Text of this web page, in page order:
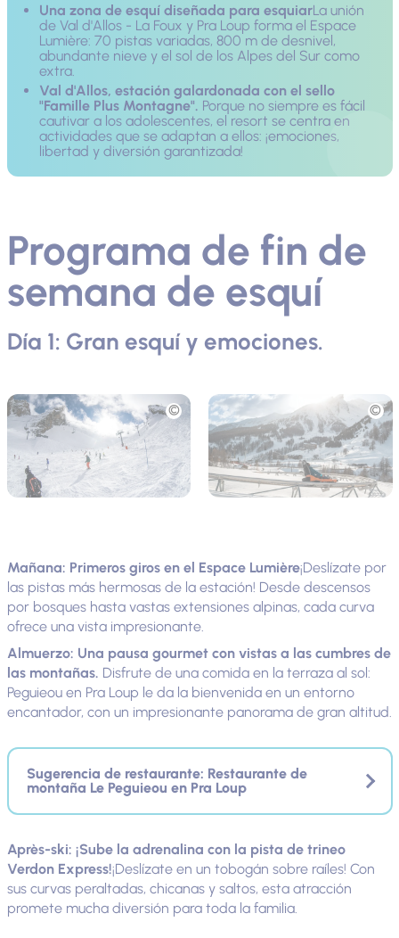
Una zona de esquí diseñada para esquiarLa unión
de Val d'Allos - La Foux y Pra Loup forma el Espace
Lumière: 70 pistas variadas, 800 m de desnivel,
abundante nieve y el sol de los Alpes del Sur como
extra.
Val d'Allos, estación galardonada con el sello
"Famille Plus Montagne". Porque no siempre es fácil
cautivar a los adolescentes, el resort se centra en
actividades que se adaptan a ellos: ¡emociones,
libertad y diversión garantizada!
Programa de fin de
semana de esquí
Día 1: Gran esquí y emociones.
Fototeca Fototeca
Mañana: Primeros giros en el Espace Lumière¡Deslízate por
las pistas más hermosas de la estación! Desde descensos
por bosques hasta vastas extensiones alpinas, cada curva
ofrece una vista impresionante.
Almuerzo: Una pausa gourmet con vistas a las cumbres de
las montañas. Disfrute de una comida en la terraza al sol:
Peguieou en Pra Loup le da la bienvenida en un entorno
encantador, con un impresionante panorama de gran altitud.
Sugerencia de restaurante: Restaurante de
montaña Le Peguieou en Pra Loup
Après-ski: ¡Sube la adrenalina con la pista de trineo
Verdon Express!¡Deslízate en un tobogán sobre raíles! Con
sus curvas peraltadas, chicanas y saltos, esta atracción
promete mucha diversión para toda la familia.